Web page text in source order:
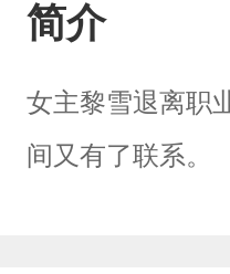
简介
女主黎雪退离职
间又有了联系。